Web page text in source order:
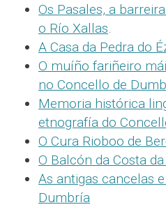
Os Pasales, a
o Río Xallas.
A Casa da Pedra do
O muíño fariñeiro
no Concello de
Memoria histórica
etnografía do
O Cura Rioboo de
O Balcón da Costa
As antigas cancelas
Dumbría